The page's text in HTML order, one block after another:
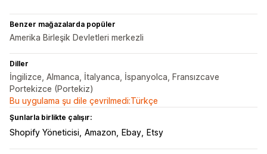
Benzer mağazalarda popüler
Amerika Birleşik Devletleri merkezli
Diller
İngilizce, Almanca, İtalyanca, İspanyolca, Fransızcave
Portekizce (Portekiz)
Bu uygulama şu dile çevrilmedi:Türkçe
Şunlarla birlikte çalışır:
Shopify Yöneticisi Amazon Ebay Etsy